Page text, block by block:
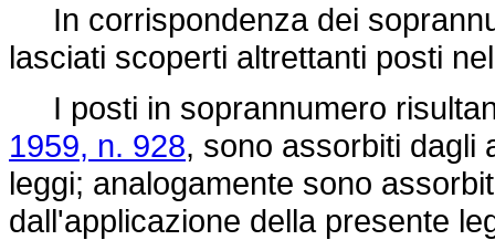
In corrispondenza dei
lasciati scoperti altrettanti posti
I posti in soprannumero
1959, n. 928, sono assorbiti dagli
leggi; analogamente sono
dall'applicazione della presente